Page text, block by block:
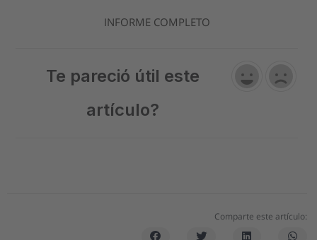
INFORME COMPLETO
Te pareció útil este
artículo?
Comparte este artículo: